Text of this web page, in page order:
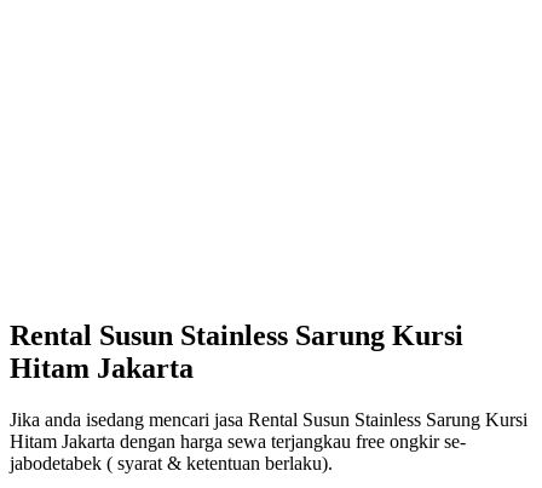
Rental Susun Stainless Sarung Kursi
Hitam Jakarta
Jika anda isedang mencari jasa Rental Susun Stainless Sarung Kursi
Hitam Jakarta dengan harga sewa terjangkau free ongkir se-
jabodetabek ( syarat & ketentuan berlaku).